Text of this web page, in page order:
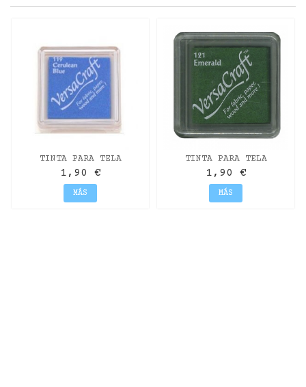
TINTA PARA TELA
VERSACRAFT CERULEAN
1,90 €
MÁS
TINTA PARA TELA
VERSACRAFT ESMERALDA
1,90 €
MÁS